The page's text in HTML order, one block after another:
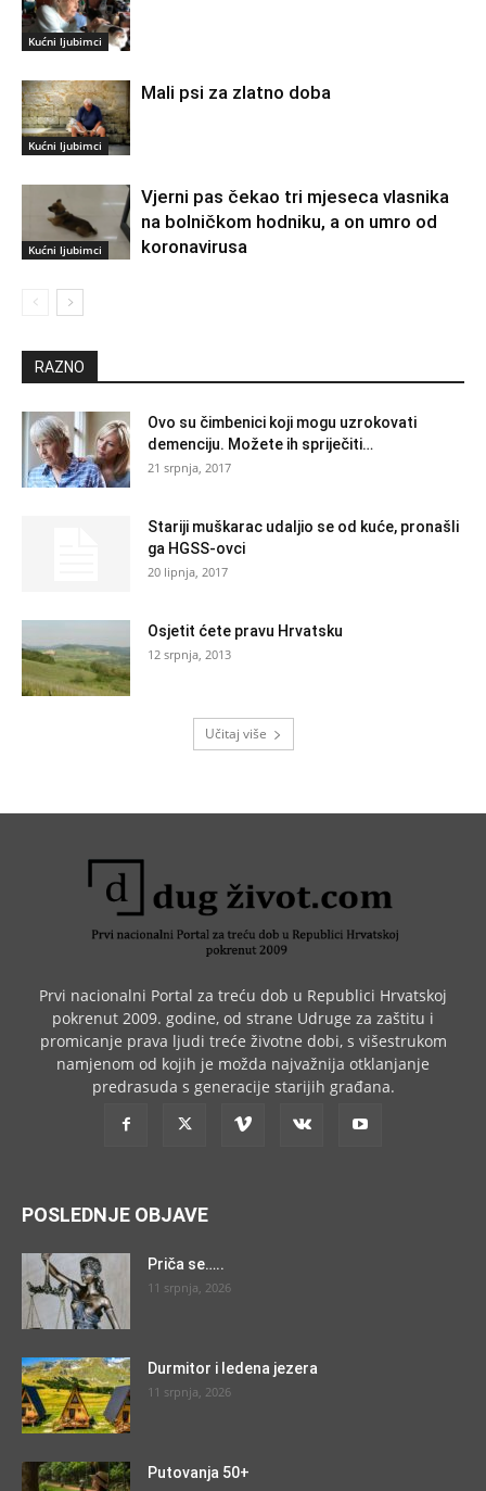
Kućni ljubimci
Kućni ljubimci
Mali psi za zlatno doba
Kućni ljubimci
Vjerni pas čekao tri mjeseca vlasnika
na bolničkom hodniku, a on umro od
koronavirusa
RAZNO
Ovo su čimbenici koji mogu uzrokovati
demenciju. Možete ih spriječiti…
21 srpnja, 2017
Stariji muškarac udaljio se od kuće, pronašli
ga HGSS-ovci
20 lipnja, 2017
Osjetit ćete pravu Hrvatsku
12 srpnja, 2013
Učitaj više
Prvi nacionalni Portal za treću dob u Republici Hrvatskoj
pokrenut 2009. godine, od strane Udruge za zaštitu i
promicanje prava ljudi treće životne dobi, s višestrukom
namjenom od kojih je možda najvažnija otklanjanje
predrasuda s generacije starijih građana.
POSLEDNJE OBJAVE
Priča se…..
11 srpnja, 2026
Durmitor i ledena jezera
11 srpnja, 2026
Putovanja 50+